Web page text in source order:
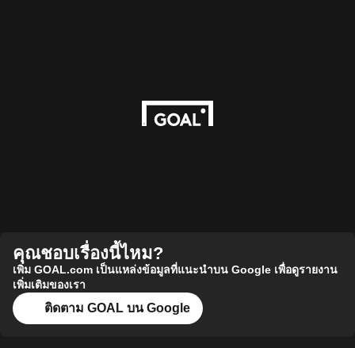
คุณชอบเรื่องนี้ไหม?
เพิ่ม GOAL.com เป็นแหล่งข้อมูลที่แนะนำบน Google เพื่อดูรายงาน
เพิ่มเติมของเรา
ติดตาม GOAL บน Google